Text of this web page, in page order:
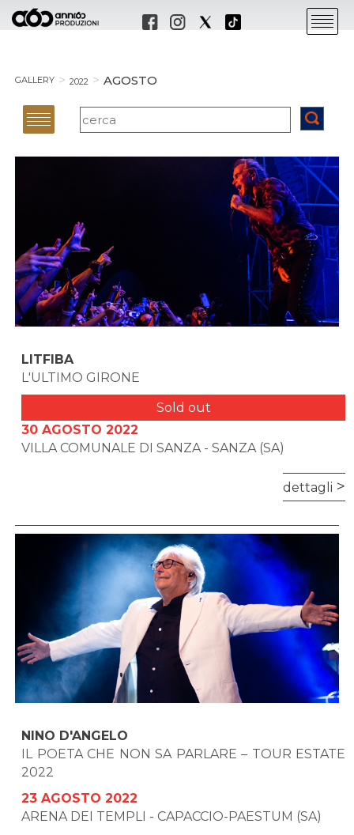
GALLERY 2022 AGOSTO
LITFIBA
L'ULTIMO GIRONE
Sold out
30 AGOSTO 2022
VILLA COMUNALE DI SANZA - SANZA (SA)
dettagli
NINO D'ANGELO
IL POETA CHE NON SA PARLARE – TOUR ESTATE
2022
23 AGOSTO 2022
ARENA DEI TEMPLI - CAPACCIO-PAESTUM (SA)